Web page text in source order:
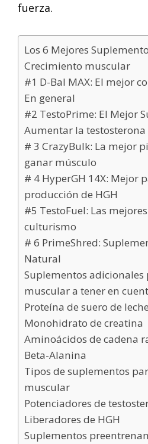
fuerza.
Los 6 Mejores
Crecimiento muscular
#1 D-Bal MAX: El mejor
En general
#2 TestoPrime: El Mejor
Aumentar la testosterona
# 3 CrazyBulk: La mejor
ganar músculo
# 4 HyperGH 14X: Mejor
producción de HGH
#5 TestoFuel: Las
culturismo
# 6 PrimeShred:
Natural
Suplementos adicionales
muscular a tener en
Proteína de suero de leche
Monohidrato de creatina
Aminoácidos de cadena
Beta-Alanina
Tipos de suplementos
muscular
Potenciadores de
Liberadores de HGH
Suplementos